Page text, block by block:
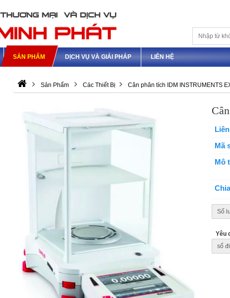
SẢN PHẨM DỊCH VỤ VÀ GIẢI PHÁP LIÊN HỆ
Sản Phẩm Các Thiết Bị Cân phân tích IDM INSTRUMENTS
Mã
Mô
Số
Yêu
số